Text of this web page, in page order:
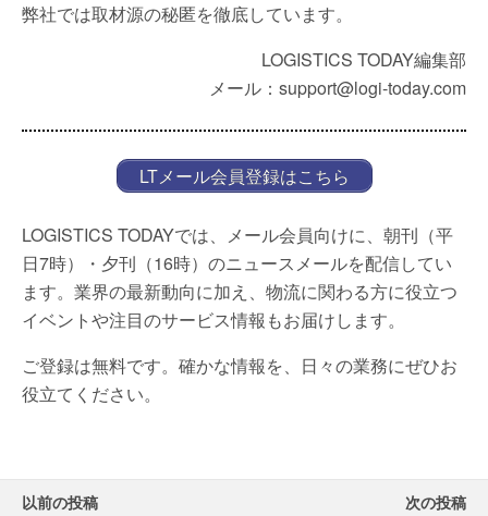
弊社では取材源の秘匿を徹底しています。
LOGISTICS TODAY編集部
メール：support@logi-today.com
LTメール会員登録はこちら
LOGISTICS TODAYでは、メール会員向けに、朝刊（平
日7時）・夕刊（16時）のニュースメールを配信してい
ます。業界の最新動向に加え、物流に関わる方に役立つ
イベントや注目のサービス情報もお届けします。
ご登録は無料です。確かな情報を、日々の業務にぜひお
役立てください。
以前の投稿 次の投稿